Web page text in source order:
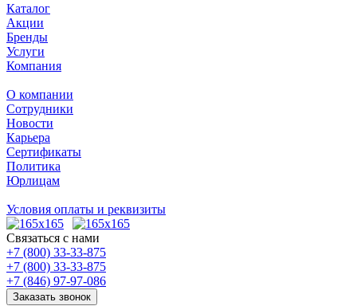
Каталог
Акции
Бренды
Услуги
Компания
О компании
Сотрудники
Новости
Карьера
Сертификаты
Политика
Юрлицам
Условия оплаты и реквизиты
Связаться с нами
+7 (800) 33-33-875
+7 (800) 33-33-875
+7 (846) 97-97-086
Заказать звонок